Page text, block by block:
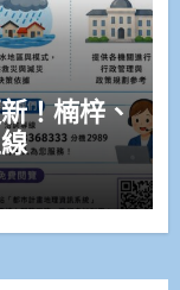
！楠梓、